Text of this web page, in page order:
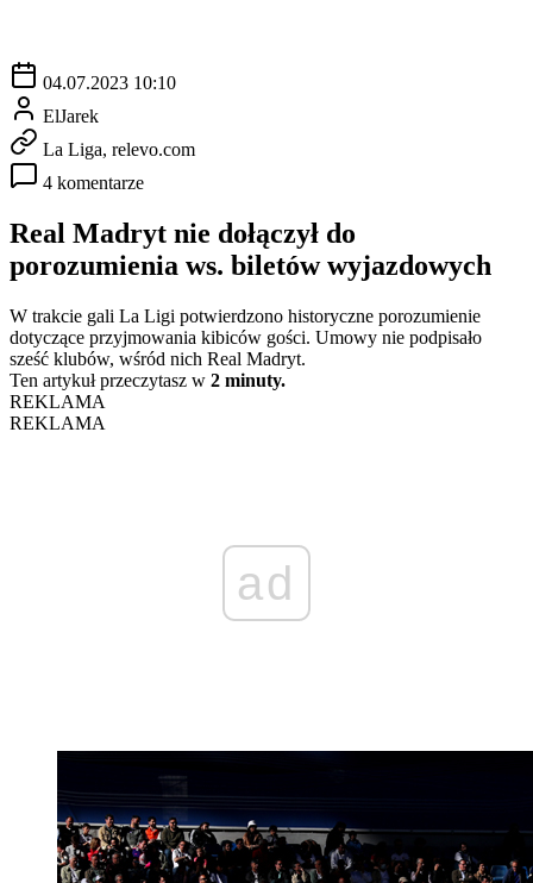
04.07.2023 10:10
ElJarek
La Liga, relevo.com
4 komentarze
Real Madryt nie dołączył do
porozumienia ws. biletów wyjazdowych
W trakcie gali La Ligi potwierdzono historyczne porozumienie
dotyczące przyjmowania kibiców gości. Umowy nie podpisało
sześć klubów, wśród nich Real Madryt.
Ten artykuł przeczytasz w 2 minuty.
REKLAMA
REKLAMA
ad